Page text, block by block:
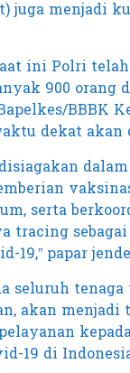
juga menjadi
ini Polri telah
900
BBBK
dekat
serta
tracing
19,” papar
seluruh
akan menjadi
19 di